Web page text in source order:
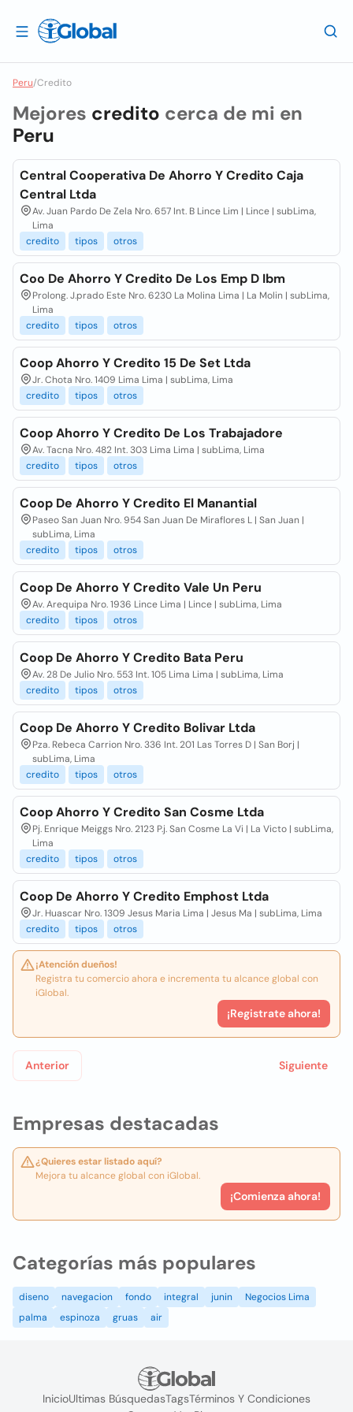
Peru/Credito
Empresas destacadas
¿Quieres estar listado aquí?
Mejora tu alcance global con iGlobal.
¡Comienza ahora!
Mejores credito cerca de mi en
Peru
Central Cooperativa De Ahorro Y Credito Caja
Central Ltda
Av. Juan Pardo De Zela Nro. 657 Int. B Lince Lim | Lince | subLima,
Lima
credito
tipos otros
Coo De Ahorro Y Credito De Los Emp D Ibm
Prolong. J.prado Este Nro. 6230 La Molina Lima | La Molin | subLima,
Lima
credito
tipos otros
Coop Ahorro Y Credito 15 De Set Ltda
Jr. Chota Nro. 1409 Lima Lima | subLima, Lima
credito
tipos otros
Coop Ahorro Y Credito De Los Trabajadore
Av. Tacna Nro. 482 Int. 303 Lima Lima | subLima, Lima
credito
tipos otros
Coop De Ahorro Y Credito El Manantial
Paseo San Juan Nro. 954 San Juan De Miraflores L | San Juan |
subLima, Lima
credito
tipos otros
Coop De Ahorro Y Credito Vale Un Peru
Av. Arequipa Nro. 1936 Lince Lima | Lince | subLima, Lima
credito
tipos otros
Coop De Ahorro Y Credito Bata Peru
Av. 28 De Julio Nro. 553 Int. 105 Lima Lima | subLima, Lima
credito
tipos otros
Coop De Ahorro Y Credito Bolivar Ltda
Pza. Rebeca Carrion Nro. 336 Int. 201 Las Torres D | San Borj |
subLima, Lima
credito
tipos otros
Coop Ahorro Y Credito San Cosme Ltda
Pj. Enrique Meiggs Nro. 2123 P.j. San Cosme La Vi | La Victo | subLima,
Lima
credito
tipos otros
Coop De Ahorro Y Credito Emphost Ltda
Jr. Huascar Nro. 1309 Jesus Maria Lima | Jesus Ma | subLima, Lima
credito
tipos otros
¡Atención dueños!
Registra tu comercio ahora e incrementa tu alcance global con
iGlobal.
¡Registrate ahora!
Anterior Siguiente
Categorías más populares
diseno navegacion fondo integral junin
Negocios Lima
palma
espinoza gruas air
InicioUltimas BúsquedasTagsTérminos Y Condiciones